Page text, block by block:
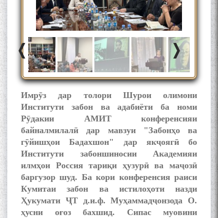
Имрӯз дар толори Шурои олимони
Институти забон ва адабиёти ба номи
Рӯдакии АМИТ конференсияи
байналмилалӣ дар мавзуи "Забонҳо ва
гӯйишҳои Бадахшон" дар якҷоягӣ бо
Институти забоншиносии Академияи
илмҳои Россия тариқи ҳузурӣ ва маҷозӣ
баргузор шуд. Ба кори конференсия раиси
Кумитаи забон ва истилоҳоти назди
Ҳукумати ҶТ д.и.ф. Муҳаммадҷонзода О.
ҳусни оғоз бахшид. Сипас муовини